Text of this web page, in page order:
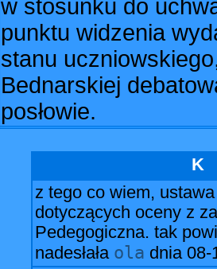
w stosunku do
punktu widzenia
stanu
Bednarskiej
posłowie.
K
z tego co wiem,
dotyczących oceny z
Pedegogiczna. tak
nadesłała ola dnia 08-